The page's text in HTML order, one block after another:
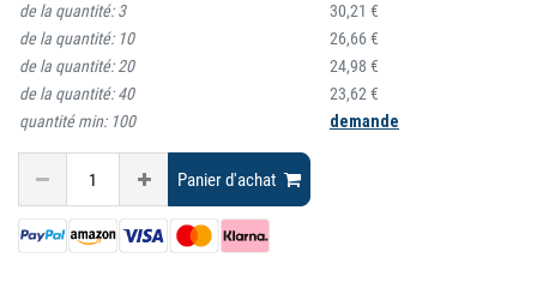
de la quantité:3
30,21 €
de la quantité: 10
26,66 €
de la quantité:20
24,98 €
de la quantité:40
23,62 €
quantité min: 100 demande
Panier d'achat